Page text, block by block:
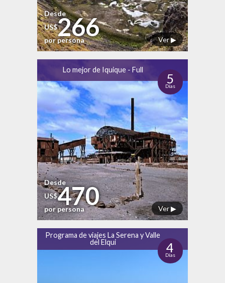
Ver ▶
Desde
US$266
por persona
Lo mejor de Iquique - Full
5
Días
Ver ▶
Desde
US$470
por persona
Programa de viajes La Serena y Valle
del Elqui
4
Días